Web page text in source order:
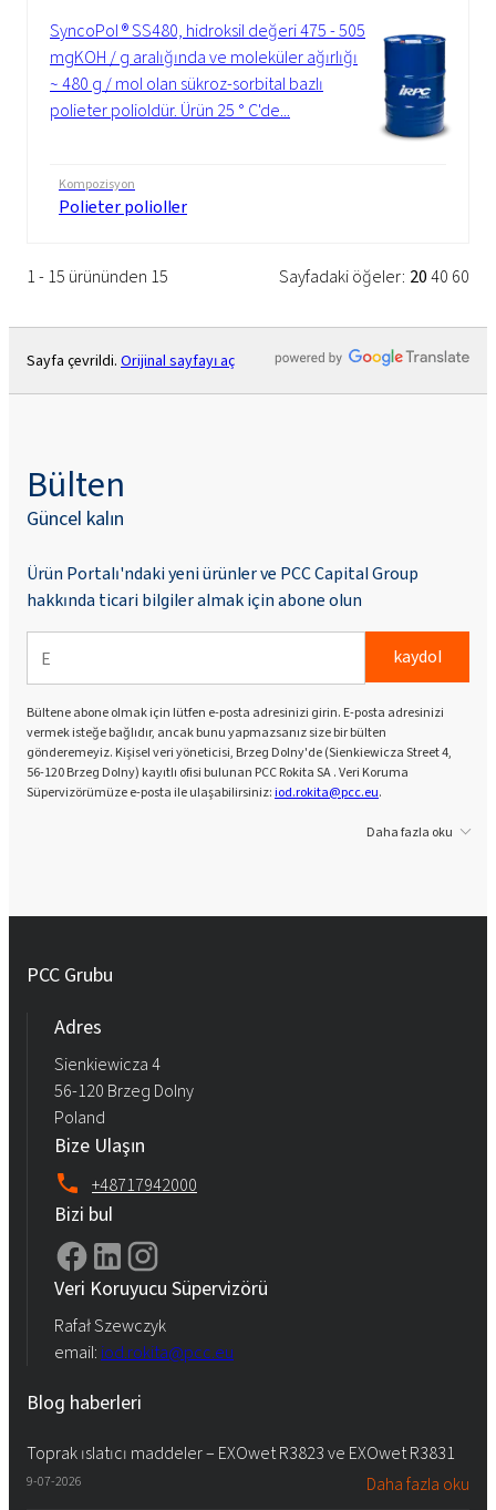
SyncoPol ® SS480, hidroksil değeri 475 - 505
mgKOH / g aralığında ve moleküler ağırlığı
~ 480 g / mol olan sükroz-sorbital bazlı
polieter polioldür. Ürün 25 ° C'de...
Kompozisyon
Polieter polioller
1 - 15 ürününden 15 Sayfadaki öğeler: 2040 60
Sayfa çevrildi. Orijinal sayfayı aç
Bülten
Güncel kalın
Ürün Portalı'ndaki yeni ürünler ve PCC Capital Group
hakkında ticari bilgiler almak için abone olun
kaydol
Bültene abone olmak için lütfen e-posta adresinizi girin. E-posta adresinizi
vermek isteğe bağlıdır, ancak bunu yapmazsanız size bir bülten
gönderemeyiz. Kişisel veri yöneticisi, Brzeg Dolny'de (Sienkiewicza Street 4,
56-120 Brzeg Dolny) kayıtlı ofisi bulunan PCC Rokita SA . Veri Koruma
Süpervizörümüze e-posta ile ulaşabilirsiniz:iod.rokita@pcc.eu.
Daha fazla oku
PCC Grubu
Adres
Sienkiewicza 4
56-120 Brzeg Dolny
Poland
Bize Ulaşın
+48717942000
Bizi bul
Veri Koruyucu Süpervizörü
Rafał Szewczyk
email: iod.rokita@pcc.eu
Blog haberleri
Toprak ıslatıcı maddeler – EXOwet R3823 ve EXOwet R3831
9-07-2026 Daha fazla oku